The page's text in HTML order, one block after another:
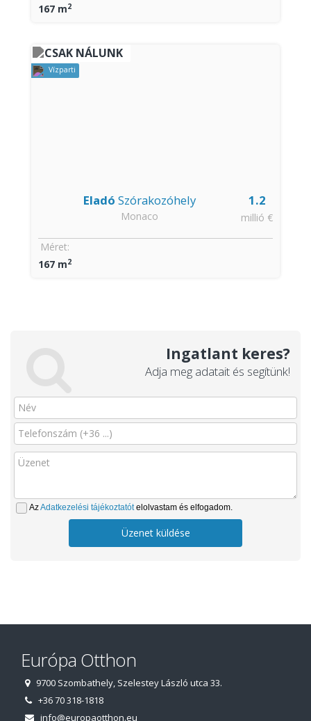
167 m2
CSAK NÁLUNK
Vízparti
1.2
millió €
Eladó Szórakozóhely
Monaco
Méret:
167 m2
Ingatlant keres?
Adja meg adatait és segítünk!
AzAdatkezelési tájékoztatótelolvastam és elfogadom.
Üzenet küldése
Európa Otthon
9700 Szombathely, Szelestey László utca 33.
+36 70 318-1818
info@europaotthon.eu